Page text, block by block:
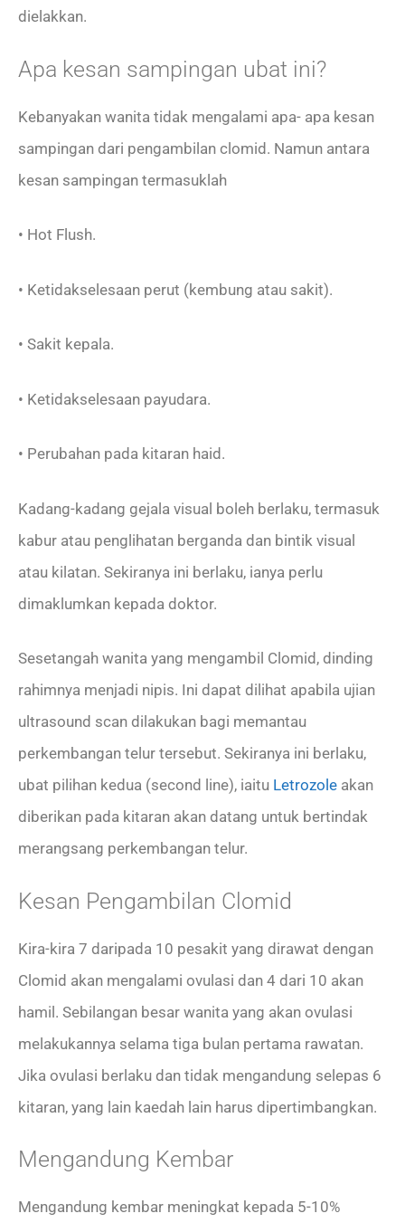
dielakkan.
Apa kesan sampingan ubat ini?
Kebanyakan wanita tidak mengalami apa- apa kesan
sampingan dari pengambilan clomid. Namun antara
kesan sampingan termasuklah
• Hot Flush.
• Ketidakselesaan perut (kembung atau sakit).
• Sakit kepala.
• Ketidakselesaan payudara.
• Perubahan pada kitaran haid.
Kadang-kadang gejala visual boleh berlaku, termasuk
kabur atau penglihatan berganda dan bintik visual
atau kilatan. Sekiranya ini berlaku, ianya perlu
dimaklumkan kepada doktor.
Sesetangah wanita yang mengambil Clomid, dinding
rahimnya menjadi nipis. Ini dapat dilihat apabila ujian
ultrasound scan dilakukan bagi memantau
perkembangan telur tersebut. Sekiranya ini berlaku,
ubat pilihan kedua (second line), iaitu Letrozole akan
diberikan pada kitaran akan datang untuk bertindak
merangsang perkembangan telur.
Kesan Pengambilan Clomid
Kira-kira 7 daripada 10 pesakit yang dirawat dengan
Clomid akan mengalami ovulasi dan 4 dari 10 akan
hamil. Sebilangan besar wanita yang akan ovulasi
melakukannya selama tiga bulan pertama rawatan.
Jika ovulasi berlaku dan tidak mengandung selepas 6
kitaran, yang lain kaedah lain harus dipertimbangkan.
Mengandung Kembar
Mengandung kembar meningkat kepada 5-10%